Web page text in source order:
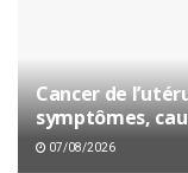
Cancer de
symptômes,
07/08/2026